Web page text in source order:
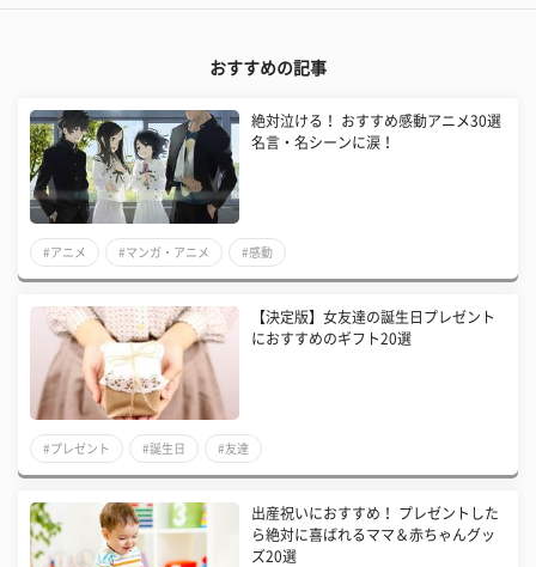
おすすめの記事
絶対泣ける！ おすすめ感動アニメ30選
名言・名シーンに涙！
#アニメ #マンガ・アニメ #感動
【決定版】女友達の誕生日プレゼント
におすすめのギフト20選
#プレゼント #誕生日 #友達
出産祝いにおすすめ！ プレゼントした
ら絶対に喜ばれるママ＆赤ちゃんグッ
ズ20選